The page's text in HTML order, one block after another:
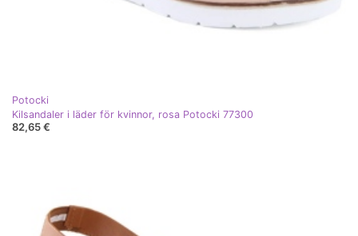
Potocki
Kilsandaler i läder för kvinnor, rosa Potocki 77300
82,65 €